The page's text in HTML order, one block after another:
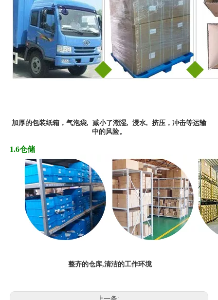
加厚的包装纸箱， 气泡袋, 减小了潮湿, 浸水, 挤压 ，冲击等运输
中的风险。
1.6仓储
整齐的仓库,清洁的工作环境